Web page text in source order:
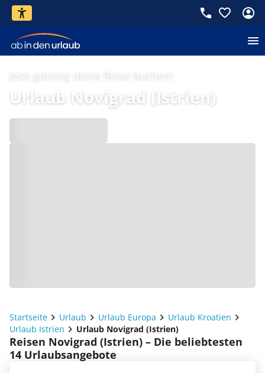
Jetzt günstig deine Reise buchen!
Urlaub Novigrad (Istrien)
Startseite Urlaub Urlaub Europa
Urlaub Kroatien
Urlaub Istrien
Urlaub Novigrad (Istrien)
Reisen Novigrad (Istrien) – Die beliebtesten
14 Urlaubsangebote